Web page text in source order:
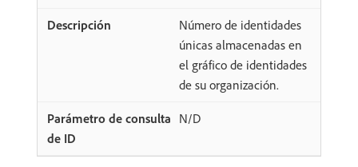
Número de identidades
únicas almacenadas en
el gráfico de identidades
de su organización.
N/D